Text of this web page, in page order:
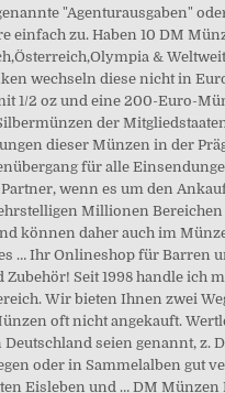
"Agenturausgaben"
einfach zu. Haben 10 DM
&
wechseln diese nicht in
1/2 oz und eine 200-Euro-
der
dieser Münzen in der
für alle
wenn es um den
Millionen
können daher auch im
… Ihr Onlineshop für Barren
Seit 1998 handle ich
Wir bieten Ihnen zwei
oft nicht angekauft.
seien genannt,
oder in Sammelalben gut
Eis­le­ben und … DM